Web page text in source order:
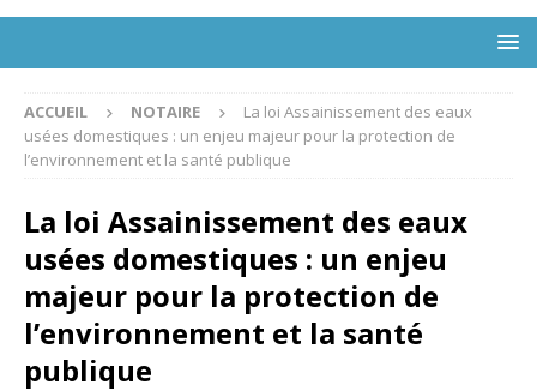
ACCUEIL NOTAIRE
La loi Assainissement des eaux
usées domestiques : un enjeu majeur pour la protection de
l’environnement et la santé publique
La loi Assainissement des eaux
usées domestiques : un enjeu
majeur pour la protection de
l’environnement et la santé
publique